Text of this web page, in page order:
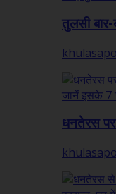
तुलसी
धनतेरस पर